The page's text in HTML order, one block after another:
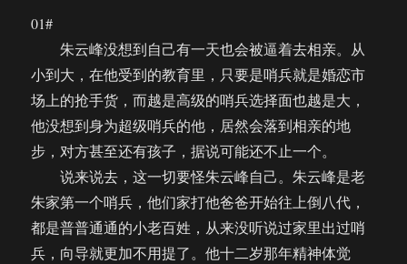
01#
朱云峰没想到自己有一天也会被逼着去相亲。从
小到大，在他受到的教育里，只要是哨兵就是婚恋市
场上的抢手货，而越是高级的哨兵选择面也越是大，
他没想到身为超级哨兵的他，居然会落到相亲的地
步，对方甚至还有孩子，据说可能还不止一个。
说来说去，这一切要怪朱云峰自己。朱云峰是老
朱家第一个哨兵，他们家打他爸爸开始往上倒八代，
都是普普通通的小老百姓，从来没听说过家里出过哨
兵，向导就更加不用提了。他十二岁那年精神体觉